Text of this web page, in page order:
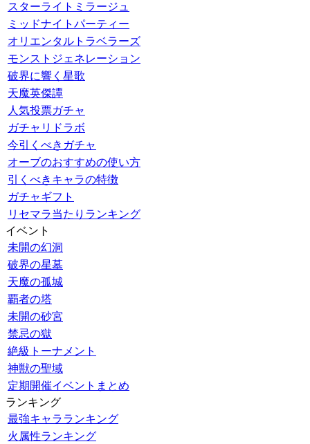
スターライトミラージュ
ミッドナイトパーティー
オリエンタルトラベラーズ
モンストジェネレーション
破界に響く星歌
天魔英傑譚
人気投票ガチャ
ガチャリドラボ
今引くべきガチャ
オーブのおすすめの使い方
引くべきキャラの特徴
ガチャギフト
リセマラ当たりランキング
イベント
未開の幻洞
破界の星墓
天魔の孤城
覇者の塔
未開の砂宮
禁忌の獄
絶級トーナメント
神獣の聖域
定期開催イベントまとめ
ランキング
最強キャラランキング
火属性ランキング